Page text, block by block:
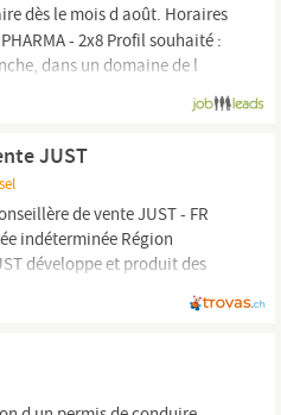
dès le mois d août. Horaires
- 2x8 Profil souhaité :
dans un domaine de l
Dynamique, flexible et
: Assurer les diverses
à la fabrication de
JUST
de vente JUST - FR
indéterminée Région
développe et produit des
la santé, la beauté et le
JUST est représenté